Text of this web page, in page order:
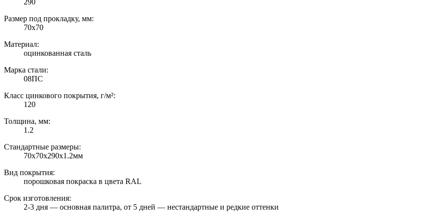
290
Размер под прокладку, мм:
70х70
Материал:
оцинкованная сталь
Марка стали:
08ПС
Класс цинкового покрытия, г/м²:
120
Толщина, мм:
1.2
Стандартные размеры:
70х70х290х1.2мм
Вид покрытия:
порошковая покраска в цвета RAL
Срок изготовления:
2-3 дня — основная палитра, от 5 дней — нестандартные и редкие оттенки